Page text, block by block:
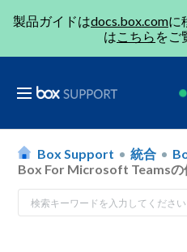
製品ガイドはdocs.box.comに
はこちら をご
Box Support 統合
Box For Microsoft Teamsの